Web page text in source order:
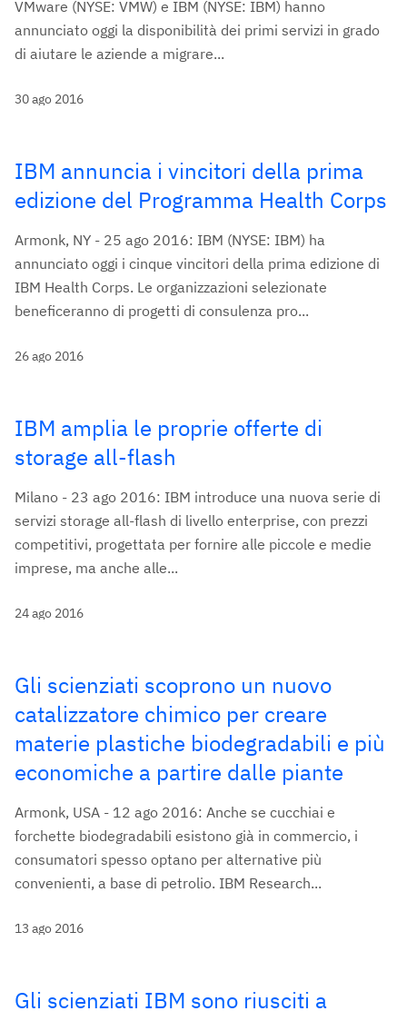
VMware (NYSE: VMW) e IBM (NYSE: IBM) hanno
annunciato oggi la disponibilità dei primi servizi in grado
di aiutare le aziende a migrare...
30 ago 2016
IBM annuncia i vincitori della prima
edizione del Programma Health Corps
Armonk, NY - 25 ago 2016: IBM (NYSE: IBM) ha
annunciato oggi i cinque vincitori della prima edizione di
IBM Health Corps. Le organizzazioni selezionate
beneficeranno di progetti di consulenza pro...
26 ago 2016
IBM amplia le proprie offerte di
storage all-flash
Milano - 23 ago 2016: IBM introduce una nuova serie di
servizi storage all-flash di livello enterprise, con prezzi
competitivi, progettata per fornire alle piccole e medie
imprese, ma anche alle...
24 ago 2016
Gli scienziati scoprono un nuovo
catalizzatore chimico per creare
materie plastiche biodegradabili e più
economiche a partire dalle piante
Armonk, USA - 12 ago 2016: Anche se cucchiai e
forchette biodegradabili esistono già in commercio, i
consumatori spesso optano per alternative più
convenienti, a base di petrolio. IBM Research...
13 ago 2016
Gli scienziati IBM sono riusciti a